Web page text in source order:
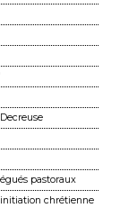
pastoraux
chrétienne